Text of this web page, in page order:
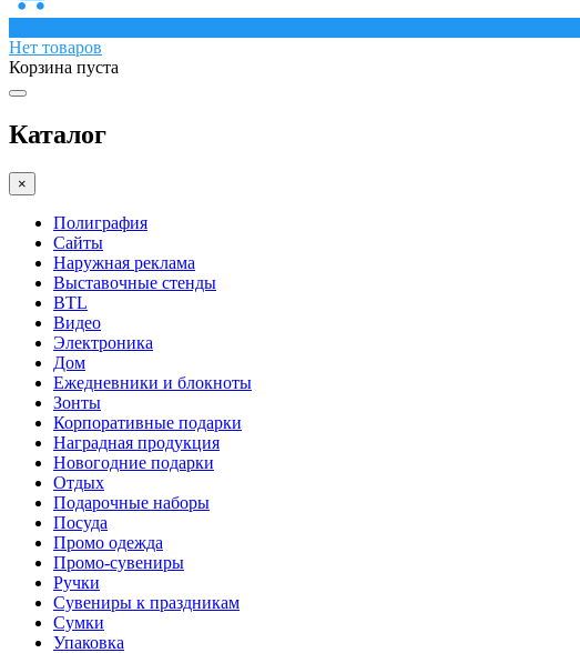
Нет товаров
Корзина пуста
Каталог
×
Полиграфия
Сайты
Наружная реклама
Выставочные стенды
BTL
Видео
Электроника
Дом
Ежедневники и блокноты
Зонты
Корпоративные подарки
Наградная продукция
Новогодние подарки
Отдых
Подарочные наборы
Посуда
Промо одежда
Промо-сувениры
Ручки
Сувениры к праздникам
Сумки
Упаковка